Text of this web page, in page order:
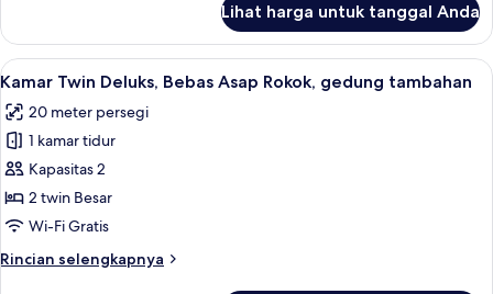
tambahan
Kamar
Double
Superior,
Asap
Rokok,
gedung
tambahan
Lihat harga untuk tanggal Anda
Lihat
semua
foto
untuk
Kamar
Twin
Deluks,
Asap
Kamar Twin Deluks, Bebas Asap
6
Kamar Twin Deluks, Bebas Asap Rokok, gedung tambahan
20 meter persegi
1 kamar tidur
Kapasitas 2
2 twin Besar
Wi-Fi Gratis
Rincian selengkapnya
Rincian